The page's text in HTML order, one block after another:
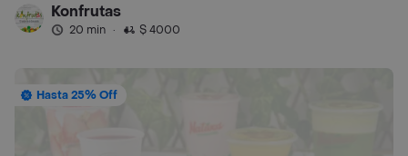
Konfrutas
20 min · $ 4000
Hasta 25% Off